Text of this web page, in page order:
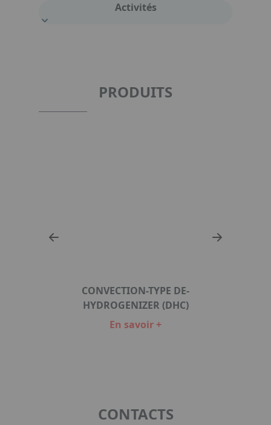
Activités
PRODUITS
CONVECTION-TYPE DE-
HYDROGENIZER (DHC)
En savoir +
CONTACTS